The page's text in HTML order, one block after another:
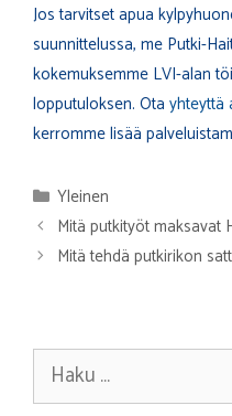
Jos tarvitset apua
suunnittelussa, me Putki-
kokemuksemme LVI-alan
lopputuloksen. Ota yhteyttä
kerromme lisää
Kategoriat
Yleinen
Mitä putkityöt maksavat
Mitä tehdä putkirikon
Haku: